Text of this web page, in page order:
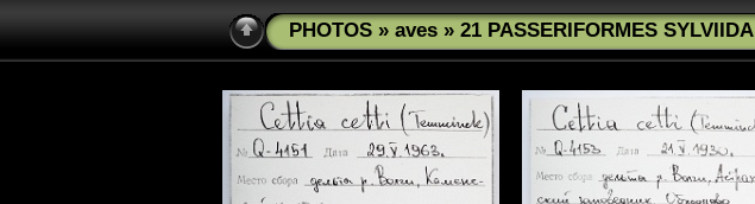
PHOTOS » aves » 21 PASSERIFORMES